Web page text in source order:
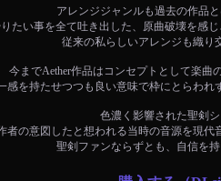
アレンジジャンルも過去の作品
たい事を全て吐き出した、原曲破壊を感
従来の私らしいアレンジも織り
今までAether作品はコンセプトとして楽曲
感を持たせつつも良い意味で枠にとらわ
色濃く影響された聖剣シ
者の意図したと想われる当時の音源を現
聖剣ファンならずとも、自信を